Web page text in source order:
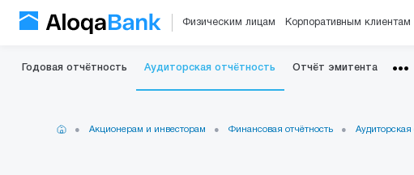
Физическим лицам Корпоративным клиентам
Годовая отчётность Аудиторская отчётность Отчёт эмитента •••
Акционерам и инвесторам Финансовая отчётность Аудиторская